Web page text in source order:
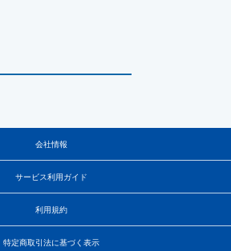
会社情報
サービス利用ガイド
利用規約
特定商取引法に基づく表示